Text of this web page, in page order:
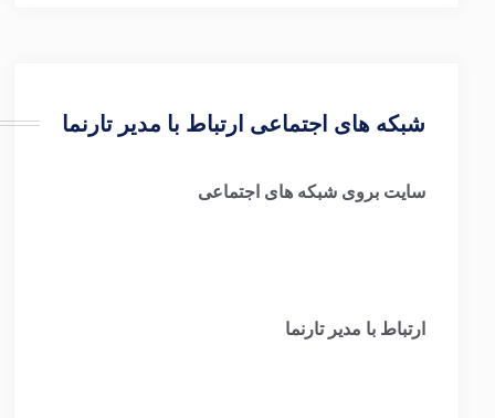
شبکه های اجتماعی ارتباط با مدیر تارنما
سایت بروی شبکه های اجتماعی
ارتباط با مدیر تارنما